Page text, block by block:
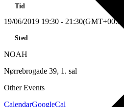
Tid
19/06/2019 19:30 - 21:30(GMT+00:00)
Sted
NOAH
Nørrebrogade 39, 1. sal
Other Events
CalendarGoogleCal